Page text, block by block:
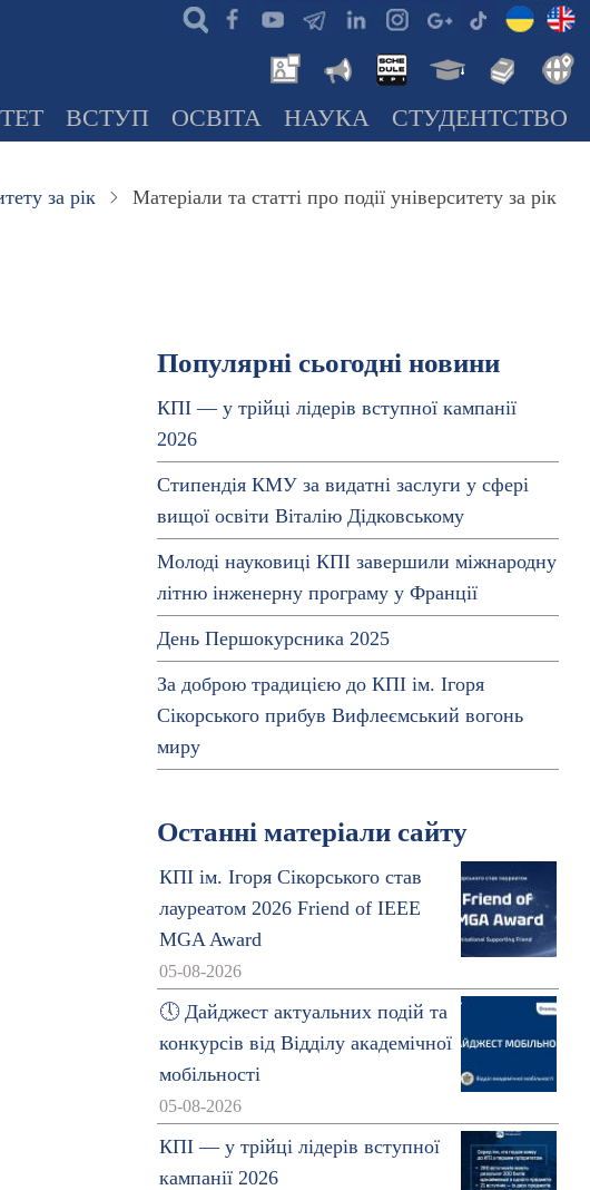
ВСТУП ОСВІТА НАУКА СТУДЕНТСТВО
за рік Матеріали та статті про події університету за рік
Популярні сьогодні новини
КПІ — у трійці лідерів вступної кампанії
2026
Стипендія КМУ за видатні заслуги у сфері
вищої освіти Віталію Дідковському
Молоді науковиці КПІ завершили міжнародну
літню інженерну програму у Франції
День Першокурсника 2025
За доброю традицією до КПІ ім. Ігоря
Сікорського прибув Вифлеємський вогонь
миру
Останні матеріали сайту
КПІ ім. Ігоря Сікорського став
лауреатом 2026 Friend of IEEE
MGA Award
05-08-2026
🕔 Дайджест актуальних подій та
конкурсів від Відділу академічної
мобільності
05-08-2026
КПІ — у трійці лідерів вступної
кампанії 2026